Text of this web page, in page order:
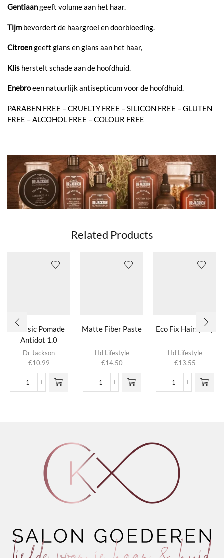
Gentiaangeeft volume aan het haar.
Tijm bevordert de haargroei en doorbloeding.
Citroengeeft glans en glans aan het haar,
Klis herstelt schade aan de hoofdhuid.
Enebroeen natuurlijk antisepticum voor de hoofdhuid.
PARABEN FREE – CRUELTY FREE – SILICON FREE – GLUTEN
FREE – ALCOHOL FREE – COLOUR FREE
Related Products
Classic Pomade
Antidot 1.0
Dr Jackson
€10,99
Classic
Matte Fiber Paste
Hd Lifestyle
€14,50
Matte
Eco Fix Hairspray
Hd Lifestyle
€13,55
Eco